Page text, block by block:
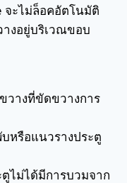
จะไม่ล็อคอัตโนมัติ
งอยู่บริเวณขอบ
วางที่ขัดขวางการ
หรือแนวรางประตู
ไม่ได้มีการบวมจาก